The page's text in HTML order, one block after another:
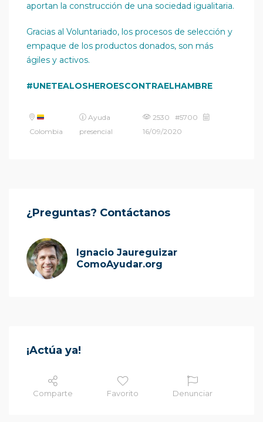
aportan la construcción de una sociedad igualitaria.
Gracias al Voluntariado, los procesos de selección y
empaque de los productos donados, son más
ágiles y activos.
#UNETEALOSHEROESCONTRAELHAMBRE
Colombia
Ayuda
presencial
2530 #5700
16/09/2020
¿Preguntas? Contáctanos
Ignacio Jaureguizar
ComoAyudar.org
¡Actúa ya!
Comparte Favorito Denunciar